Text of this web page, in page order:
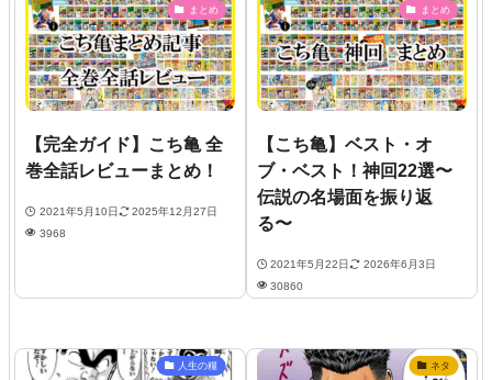
まとめ
【完全ガイド】こち亀 全
巻全話レビューまとめ！
2021年5月10日
2025年12月27日
3968
まとめ
【こち亀】ベスト・オ
ブ・ベスト！神回22選〜
伝説の名場面を振り返
る〜
2021年5月22日
2026年6月3日
30860
人生の糧 ネタ